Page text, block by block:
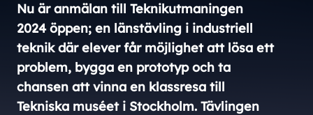
Nu är anmälan till Teknikutmaningen
2024 öppen; en länstävling i industriell
teknik där elever får möjlighet att lösa ett
problem, bygga en prototyp och ta
chansen att vinna en klassresa till
Tekniska muséet i Stockholm. Tävlingen